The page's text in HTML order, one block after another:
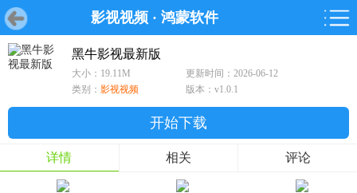
影视视频 · 鸿蒙软件
首页 游戏 软件
首页 游戏 软件 鸿蒙
游戏
鸿蒙
软件
专题
黑牛影视最新版
大小：19.11M
更新时间：2026-06-12
类别： 影视视频 版本：v1.0.1
开始下载
详情 相关 评论